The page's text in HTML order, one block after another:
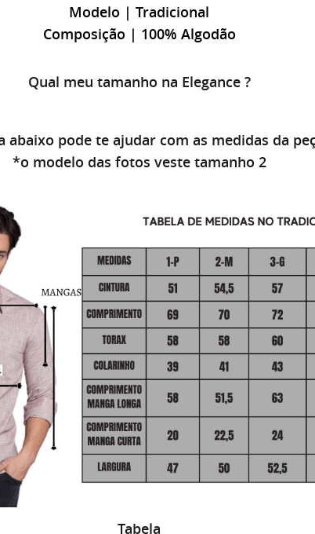
Modelo | Tradicional
Composição | 100% Algodão
Qual meu tamanho na Elegance ?
abaixo pode te ajudar com as medidas da
*o modelo das fotos veste tamanho 2
Tabela